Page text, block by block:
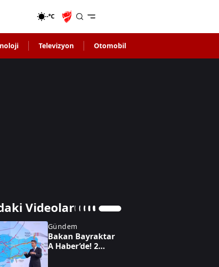
-°C
Televizyon Otomobil
Videolar
Gündem
Bakan Bayraktar
A Haber’de! 2